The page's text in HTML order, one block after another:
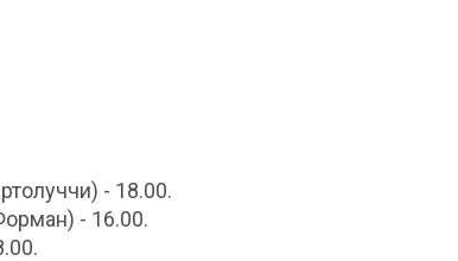
- 18.00.
- 16.00.